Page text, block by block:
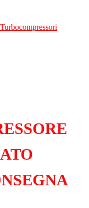
Turbocompressori